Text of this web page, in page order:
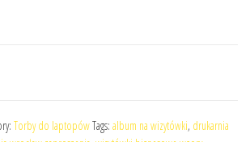
Torby do laptopówTags: album na wizytówki, drukarnia